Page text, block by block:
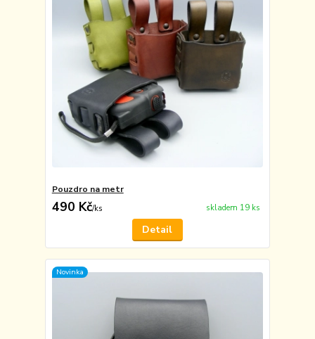
Pouzdro na metr
490 Kč/ks skladem 19 ks
Detail
Novinka